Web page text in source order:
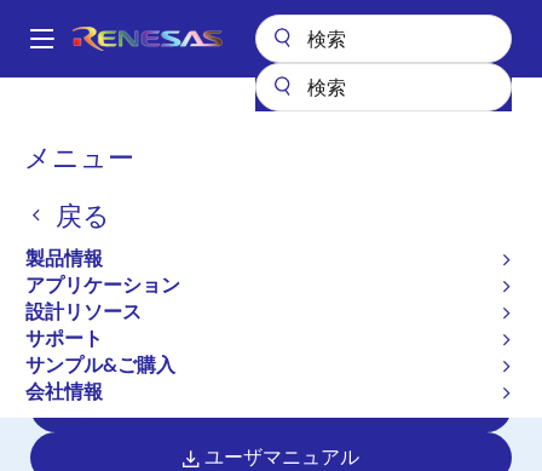
ン
Main
メニュー
戻る
製品情報
アプリケーション
設計リソース
サポート
サンプル&ご購入
会社情報
パ
く
ず
マイクロコントローラとマイクロプロセッサ
RZ/G3E
アクティブ
HMIと高性能エッジコンピューティン
グを両立するクアッドコアCPUとNPU
搭載の汎用マイクロプロセッサ
ユーザマニュアル